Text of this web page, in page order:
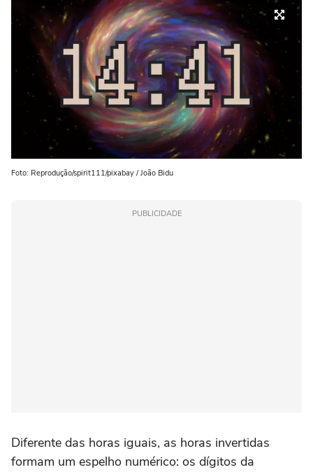
Foto: Reprodução/spirit111/pixabay / João Bidu
PUBLICIDADE
Diferente das horas iguais, as horas invertidas
formam um espelho numérico: os dígitos da